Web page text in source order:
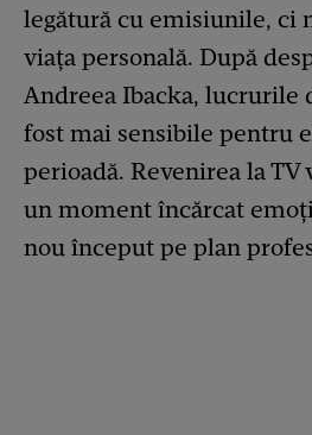
legătură cu emisiunile, ci
viața personală. După
Andreea Ibacka, lucrurile
fost mai sensibile pentru
perioadă. Revenirea la
un moment încărcat
nou început pe plan